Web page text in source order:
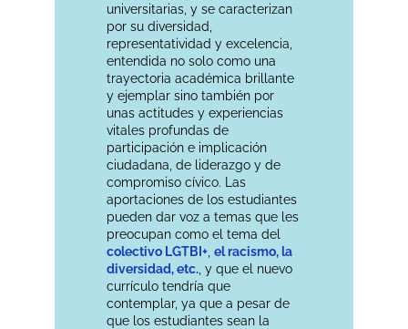
universitarias, y se caracterizan
por su diversidad,
representatividad y excelencia,
entendida no solo como una
trayectoria académica brillante
y ejemplar sino también por
unas actitudes y experiencias
vitales profundas de
participación e implicación
ciudadana, de liderazgo y de
compromiso cívico. Las
aportaciones de los estudiantes
pueden dar voz a temas que les
preocupan como el tema del
colectivo LGTBI+ el racismo, la
diversidad, etc. , y que el nuevo
currículo tendría que
contemplar, ya que a pesar de
que los estudiantes sean la